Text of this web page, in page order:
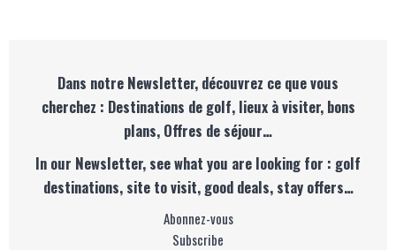
Dans notre Newsletter, découvrez ce que vous
cherchez : Destinations de golf, lieux à visiter, bons
plans, Offres de séjour…
In our Newsletter, see what you are looking for : golf
destinations, site to visit, good deals, stay offers…
Abonnez-vous
Subscribe